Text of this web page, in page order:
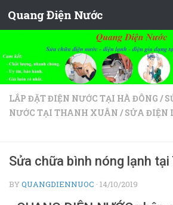
Skip to content
Quang Điện Nước
LẮP ĐẶT ĐIỆN NƯỚC TẠI HÀ ĐÔNG /
NƯỚC TẠI THANH XUÂN / SỬA ĐIỆN
Sửa chữa bình nóng lạnh
BYQUANGDIENNUOC · 14/10/2019